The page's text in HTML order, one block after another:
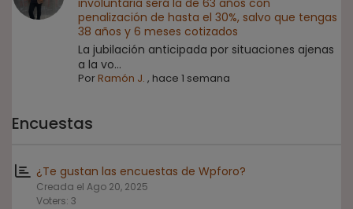
involuntaria será la de 63 años con
penalización de hasta el 30%, salvo que tengas
38 años y 6 meses cotizados
La jubilación anticipada por situaciones ajenas
a la vo...
Por Ramón J. , hace 1 semana
Encuestas
¿Te gustan las encuestas de Wpforo?
Creada el Ago 20, 2025
Voters: 3